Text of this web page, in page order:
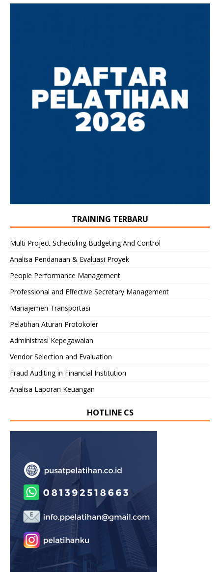
TRAINING TERBARU
Multi Project Scheduling Budgeting And Control
Analisa Pendanaan & Evaluasi Proyek
People Performance Management
Professional and Effective Secretary Management
Manajemen Transportasi
Pelatihan Aturan Protokoler
Administrasi Kepegawaian
Vendor Selection and Evaluation
Fraud Auditing in Financial Institution
Analisa Laporan Keuangan
HOTLINE CS